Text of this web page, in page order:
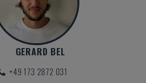
GERARD BEL
+49 173 2872 031